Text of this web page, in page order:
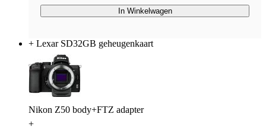
In Winkelwagen
+ Lexar SD32GB geheugenkaart
Nikon Z50 body+FTZ adapter
+